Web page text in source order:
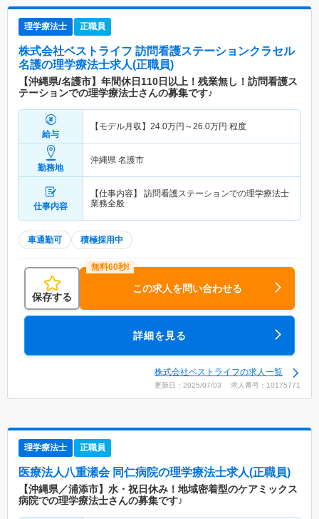
理学療法士 正職員
株式会社ベストライフ 訪問看護ステーションクラセル
名護の理学療法士求人(正職員)
【沖縄県/名護市】年間休日110日以上！残業無し！訪問看護ス
テーションでの理学療法士さんの募集です♪
給与
【モデル月収】 24.0万円～26.0万円 程度
勤務地
沖縄県 名護市
仕事内容
【仕事内容】 訪問看護ステーションでの理学療法士
業務全般
車通勤可 積極採用中
保存する
この求人を問い合わせる
詳細を見る
株式会社ベストライフの求人一覧
更新日：2025/07/03 求人番号：10175771
理学療法士 正職員
医療法人八重瀬会 同仁病院の理学療法士求人(正職員)
【沖縄県／浦添市】水・祝日休み！地域密着型のケアミックス
病院での理学療法士さんの募集です♪